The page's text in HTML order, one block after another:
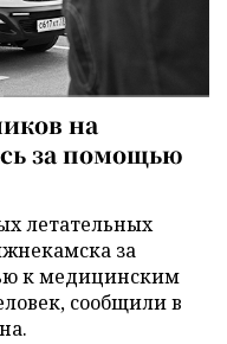
на
за помощью
летательных
за
к медицинским
сообщили в